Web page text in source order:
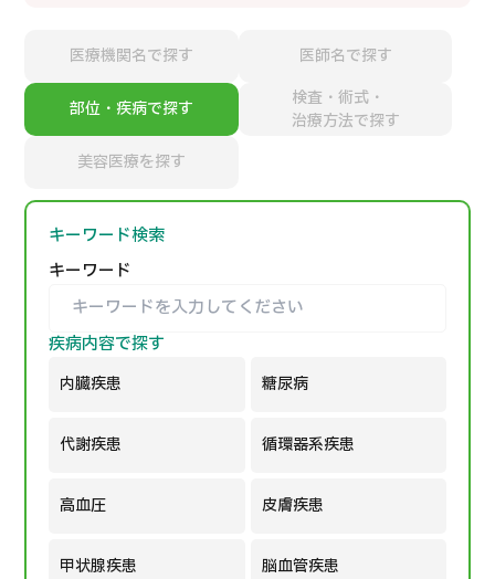
TOP
外国人受療者様へ
日本の医療について
受診の流れ
医療プログラム検索
部位・疾病で探す
治療方法で探す
医療機関名で探す 医師名で探す
部位・疾病で探す
検査・術式・
治療方法で探す
美容医療を探す
キーワード検索
キーワード
疾病内容で探す
内臓疾患 糖尿病
代謝疾患 循環器系疾患
高血圧 皮膚疾患
甲状腺疾患 脳血管疾患